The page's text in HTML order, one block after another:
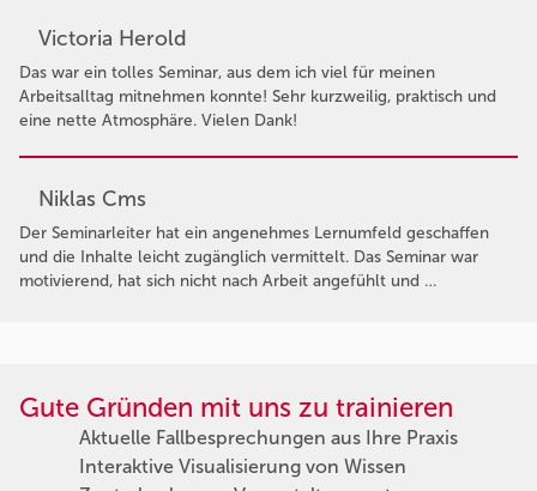
Victoria Herold
Das war ein tolles Seminar, aus dem ich viel für meinen
Arbeitsalltag mitnehmen konnte! Sehr kurzweilig, praktisch und
eine nette Atmosphäre. Vielen Dank!
Niklas Cms
Der Seminarleiter hat ein angenehmes Lernumfeld geschaffen
und die Inhalte leicht zugänglich vermittelt. Das Seminar war
motivierend, hat sich nicht nach Arbeit angefühlt und …
Gute Gründen mit uns zu trainieren
Aktuelle Fallbesprechungen aus Ihre Praxis
Interaktive Visualisierung von Wissen